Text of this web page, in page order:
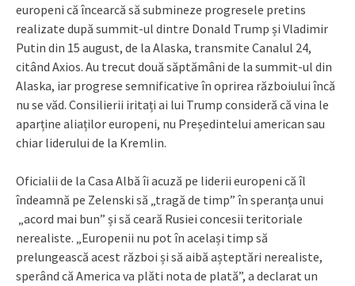
europeni că încearcă să submineze progresele pretins
realizate după summit-ul dintre Donald Trump și Vladimir
Putin din 15 august, de la Alaska, transmite Canalul 24,
citând Axios. Au trecut două săptămâni de la summit-ul din
Alaska, iar progrese semnificative în oprirea războiului încă
nu se văd. Consilierii iritați ai lui Trump consideră că vina le
aparține aliaților europeni, nu Președintelui american sau
chiar liderului de la Kremlin.
Oficialii de la Casa Albă îi acuză pe liderii europeni că îl
îndeamnă pe Zelenski să „tragă de timp” în speranța unui
„acord mai bun” și să ceară Rusiei concesii teritoriale
nerealiste. „Europenii nu pot în același timp să
prelungească acest război și să aibă așteptări nerealiste,
sperând că America va plăti nota de plată”, a declarat un